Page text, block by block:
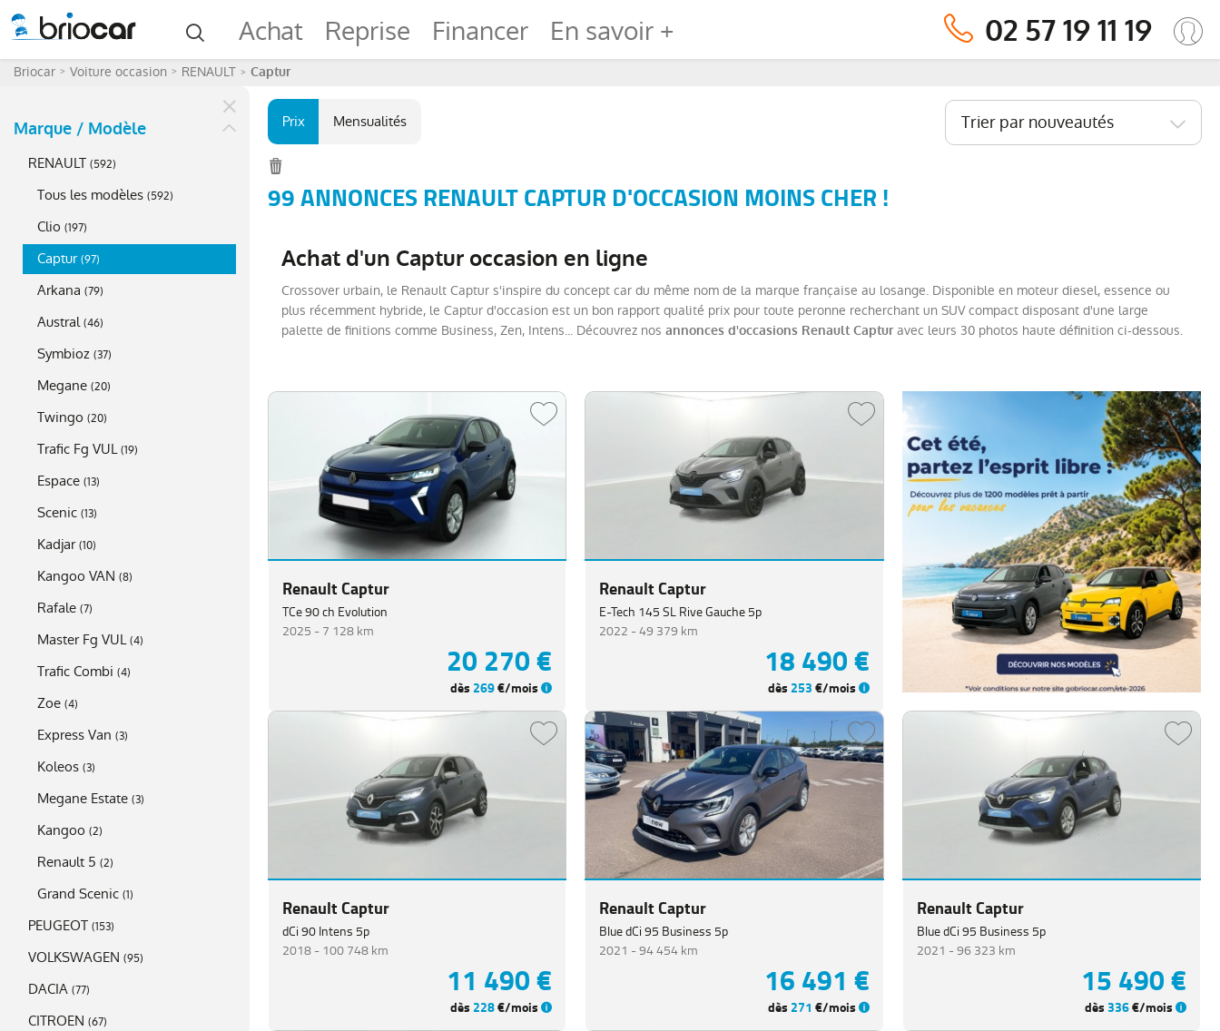
Achat Reprise Financer En savoir + 02 57 19 11 19
Briocar Voiture occasion RENAULT Captur
Marque / Modèle
RENAULT (592)
Tous les modèles (592)
Clio (197)
Captur (97)
Arkana (79)
Austral (46)
Symbioz (37)
Megane (20)
Twingo (20)
Trafic Fg VUL (19)
Espace (13)
Scenic (13)
Kadjar (10)
Kangoo VAN (8)
Rafale (7)
Master Fg VUL (4)
Trafic Combi (4)
Zoe (4)
Express Van (3)
Koleos (3)
Megane Estate (3)
Kangoo (2)
Renault 5 (2)
Grand Scenic (1)
PEUGEOT (153)
VOLKSWAGEN (95)
DACIA (77)
CITROEN (67)
Prix Mensualités Trier par nouveautés
99 ANNONCES RENAULT CAPTUR D'OCCASION MOINS CHER !
Achat d'un Captur occasion en ligne
Crossover urbain, le Renault Captur s'inspire du concept car du même nom de la marque française au losange. Disponible en moteur diesel, essence ou
plus récemment hybride, le Captur d'occasion est un bon rapport qualité prix pour toute peronne recherchant un SUV compact disposant d'une large
palette de finitions comme Business, Zen, Intens... Découvrez nos annonces d'occasions Renault Capturavec leurs 30 photos haute définition ci-dessous.
Renault Captur
TCe 90 ch Evolution
2025 -7 128 km
20 270 €
dès 269€/mois
Renault Captur
E-Tech 145 SL Rive Gauche 5p
2022 -49 379 km
18 490 €
dès 253€/mois
Renault Captur
dCi 90 Intens 5p
2018 - 100 748 km
11 490 €
dès 228€/mois
Renault Captur
Blue dCi 95 Business 5p
2021 -94 454 km
16 491 €
dès 271 €/mois
Renault Captur
Blue dCi 95 Business 5p
2021 -96 323 km
15 490 €
dès336€/mois